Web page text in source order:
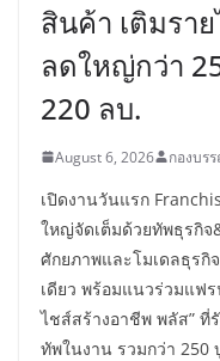
สินค้า เติมรา
ลดใหญ่กว่า
220 ลบ.
August 6, 2026 กองบร
เปิดงานวันแรก
ใหญ่จัดเต็มด้วยทัพธุรกิ
ศักยภาพและโมเดลธุรกิ
เดียว พร้อมแนวร่วมแฟ
ไชส์สร้างอาชีพ พลัส” ที่
ทัพในงาน รวมกว่า